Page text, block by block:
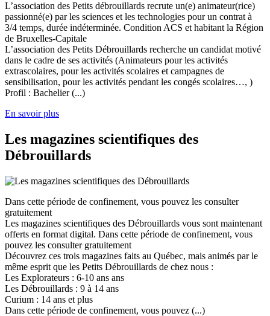
L’association des Petits débrouillards recrute un(e) animateur(rice)
passionné(e) par les sciences et les technologies pour un contrat à
3/4 temps, durée indéterminée. Condition ACS et habitant la Région
de Bruxelles-Capitale
L’association des Petits Débrouillards recherche un candidat motivé
dans le cadre de ses activités (Animateurs pour les activités
extrascolaires, pour les activités scolaires et campagnes de
sensibilisation, pour les activités pendant les congés scolaires…, )
Profil : Bachelier (...)
En savoir plus
Les magazines scientifiques des
Débrouillards
Dans cette période de confinement, vous pouvez les consulter
gratuitement
Les magazines scientifiques des Débrouillards vous sont maintenant
offerts en format digital. Dans cette période de confinement, vous
pouvez les consulter gratuitement
Découvrez ces trois magazines faits au Québec, mais animés par le
même esprit que les Petits Débrouillards de chez nous :
Les Explorateurs : 6-10 ans ans
Les Débrouillards : 9 à 14 ans
Curium : 14 ans et plus
Dans cette période de confinement, vous pouvez (...)